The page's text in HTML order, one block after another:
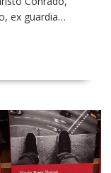
ex guardia…